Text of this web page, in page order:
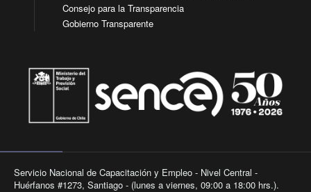
Consejo para la Transparencia
Gobierno Transparente
Servicio Nacional de Capacitación y Empleo - Nivel Central -
Huérfanos #1273, Santiago - (lunes a viernes, 09:00 a 18:00 hrs.).